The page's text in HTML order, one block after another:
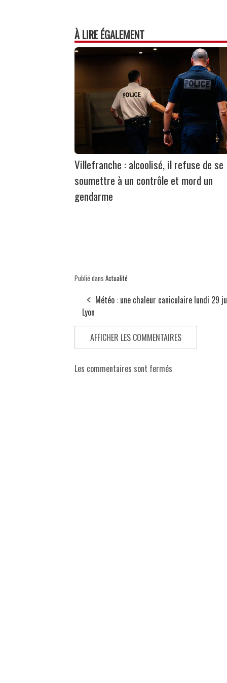
À LIRE ÉGALEMENT
Villefranche : alcoolisé, il refuse de se
soumettre à un contrôle et mord un
gendarme
Publié dans Actualité
Météo : une chaleur caniculaire lundi 29
Lyon
AFFICHER LES COMMENTAIRES
Les commentaires sont fermés